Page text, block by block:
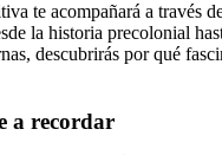
te acompañará a través
la historia precolonial
descubrirás por qué
a recordar